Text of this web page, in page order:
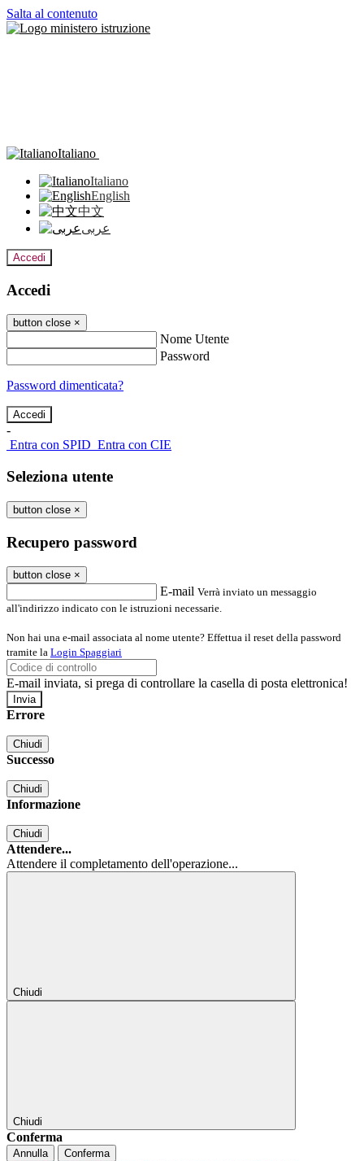
Salta al contenuto
Italiano
Italiano
English
中文
عربى
Accedi
Accedi
button close ×
Nome Utente
Password
Password dimenticata?
-
Entra con SPID Entra con CIE
Seleziona utente
button close ×
Recupero password
button close ×
E-mail Verrà inviato un messaggio
all'indirizzo indicato con le istruzioni necessarie.
Non hai una e-mail associata al nome utente? Effettua il reset della password
tramite la Login Spaggiari
E-mail inviata, si prega di controllare la casella di posta elettronica!
Errore
Chiudi
Successo
Chiudi
Informazione
Chiudi
Attendere...
Attendere il completamento dell'operazione...
Chiudi
Chiudi
Conferma
Annulla Conferma